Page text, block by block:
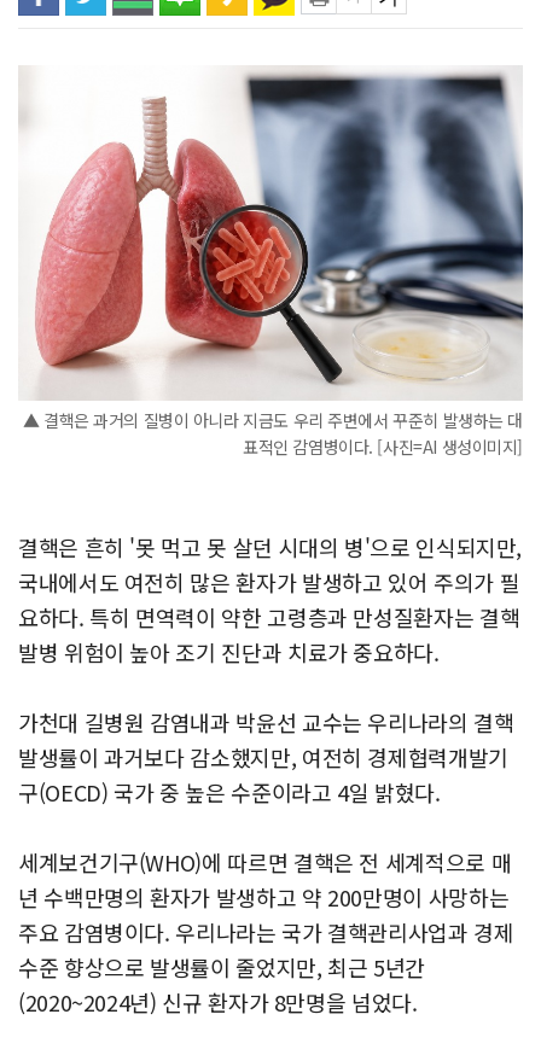
▲ 결핵은 과거의 질병이 아니라 지금도 우리 주변에서 꾸준히 발생하는 대
표적인 감염병이다. [사진=AI 생성이미지]
결핵은 흔히 '못 먹고 못 살던 시대의 병'으로 인식되지만,
국내에서도 여전히 많은 환자가 발생하고 있어 주의가 필
요하다. 특히 면역력이 약한 고령층과 만성질환자는 결핵
발병 위험이 높아 조기 진단과 치료가 중요하다.
가천대 길병원 감염내과 박윤선 교수는 우리나라의 결핵
발생률이 과거보다 감소했지만, 여전히 경제협력개발기
구(OECD) 국가 중 높은 수준이라고 4일 밝혔다.
세계보건기구(WHO)에 따르면 결핵은 전 세계적으로 매
년 수백만명의 환자가 발생하고 약 200만명이 사망하는
주요 감염병이다. 우리나라는 국가 결핵관리사업과 경제
수준 향상으로 발생률이 줄었지만, 최근 5년간
(2020~2024년) 신규 환자가 8만명을 넘었다.